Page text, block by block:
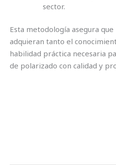
sector.
Esta metodología asegura
adquieran tanto el
habilidad práctica necesaria
de polarizado con calidad y